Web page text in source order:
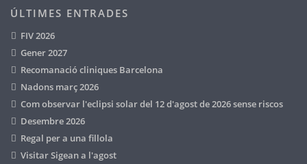
ÚLTIMES ENTRADES
FIV 2026
Gener 2027
Recomanació cliniques Barcelona
Nadons març 2026
Com observar l'eclipsi solar del 12 d'agost de 2026 sense riscos
Desembre 2026
Regal per a una fillola
Visitar Sigean a l'agost